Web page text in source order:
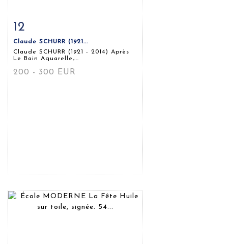
Fiche détaillée
12
Claude SCHURR (1921...
Claude SCHURR (1921 - 2014) Après
Le Bain Aquarelle,...
200 - 300 EUR